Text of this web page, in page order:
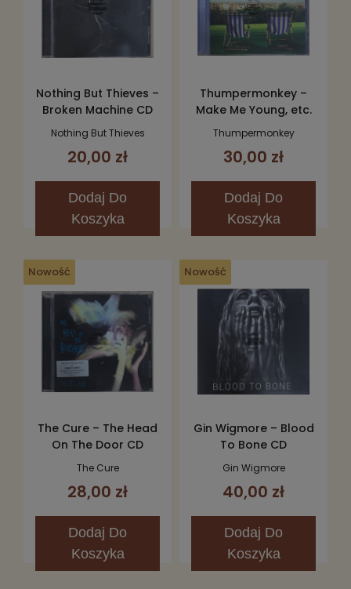
Nothing But Thieves –
Broken Machine CD
Nothing But Thieves
20,00 zł
Dodaj Do
Koszyka
Thumpermonkey –
Make Me Young, etc.
Thumpermonkey
30,00 zł
Dodaj Do
Koszyka
Nowość
The Cure – The Head
On The Door CD
The Cure
28,00 zł
Dodaj Do
Koszyka
Nowość
Gin Wigmore – Blood
To Bone CD
Gin Wigmore
40,00 zł
Dodaj Do
Koszyka